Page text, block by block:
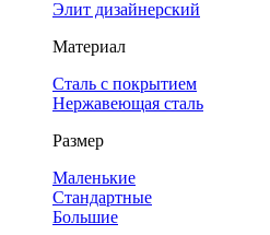
Элит дизайнерский
Материал
Сталь с покрытием
Нержавеющая сталь
Размер
Маленькие
Стандартные
Большие